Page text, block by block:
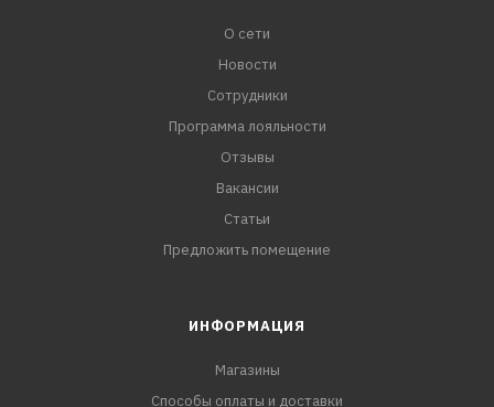
О сети
Новости
Сотрудники
Программа лояльности
Отзывы
Вакансии
Статьи
Предложить помещение
ИНФОРМАЦИЯ
Магазины
Способы оплаты и доставки